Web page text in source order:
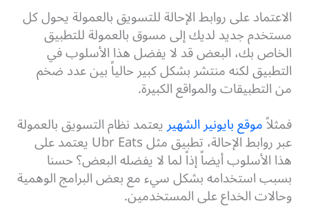
الاعتماد على روابط الإحالة للتسويق بالعمولة يحول كل
مستخدم جديد لديك إلى مسوق بالعمولة للتطبيق
الخاص بك، البعض قد لا يفضل هذا الأسلوب في
التطبيق لكنه منتشر بشكل كبير حالياً بين عدد ضخم
من التطبيقات والمواقع الكبيرة.
فمثلاًموقع بايونير الشهيريعتمد نظام التسويق بالعمولة
عبر روابط الإحالة، تطبيق مثلUbr Eatsيعتمد على
هذا الأسلوب أيضاً إذاً لما لا يفضله البعض؟ حسنا
بسبب استخدامه بشكل سيء مع بعض البرامج الوهمية
وحالات الخداع على المستخدمين.